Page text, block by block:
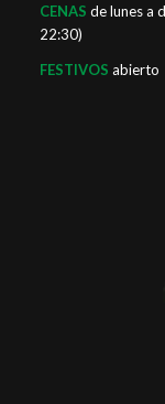
CENAS de lunes a
22:30)
FESTIVOS abierto